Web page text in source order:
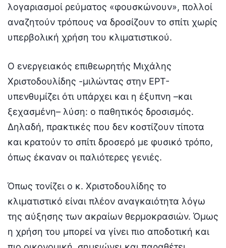
λογαριασμοί ρεύματος «φουσκώνουν», πολλοί
αναζητούν τρόπους να δροσίζουν το σπίτι χωρίς
υπερβολική χρήση του κλιματιστικού.
Ο ενεργειακός επιθεωρητής Μιχάλης
Χριστοδουλίδης -μιλώντας στην ΕΡΤ-
υπενθυμίζει ότι υπάρχει και η έξυπνη –και
ξεχασμένη– λύση: ο παθητικός δροσισμός.
Δηλαδή, πρακτικές που δεν κοστίζουν τίποτα
και κρατούν το σπίτι δροσερό με φυσικό τρόπο,
όπως έκαναν οι παλιότερες γενιές.
Όπως τονίζει ο κ. Χριστοδουλίδης το
κλιματιστικό είναι πλέον αναγκαιότητα λόγω
της αύξησης των ακραίων θερμοκρασιών. Όμως
η χρήση του μπορεί να γίνει πιο αποδοτική και